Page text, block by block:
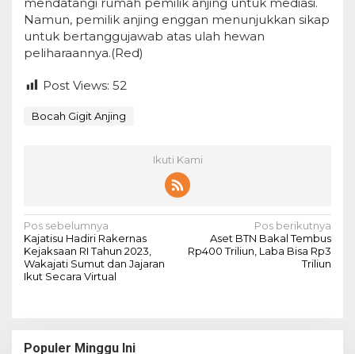
Namun, pemilik anjing enggan menunjukkan sikap
untuk bertanggujawab atas ulah hewan
peliharaannya.(Red)
Post Views: 52
Bocah Gigit Anjing
Ikuti Kami
N
a
v
a
Pos sebelumnya
Kajatisu Hadiri Rakernas
Kejaksaan RI Tahun 2023,
Wakajati Sumut dan Jajaran
Ikut Secara Virtual
Pos berikutnya
Aset BTN Bakal Tembus
Rp400 Triliun, Laba Bisa Rp3
Triliun
Populer Minggu Ini